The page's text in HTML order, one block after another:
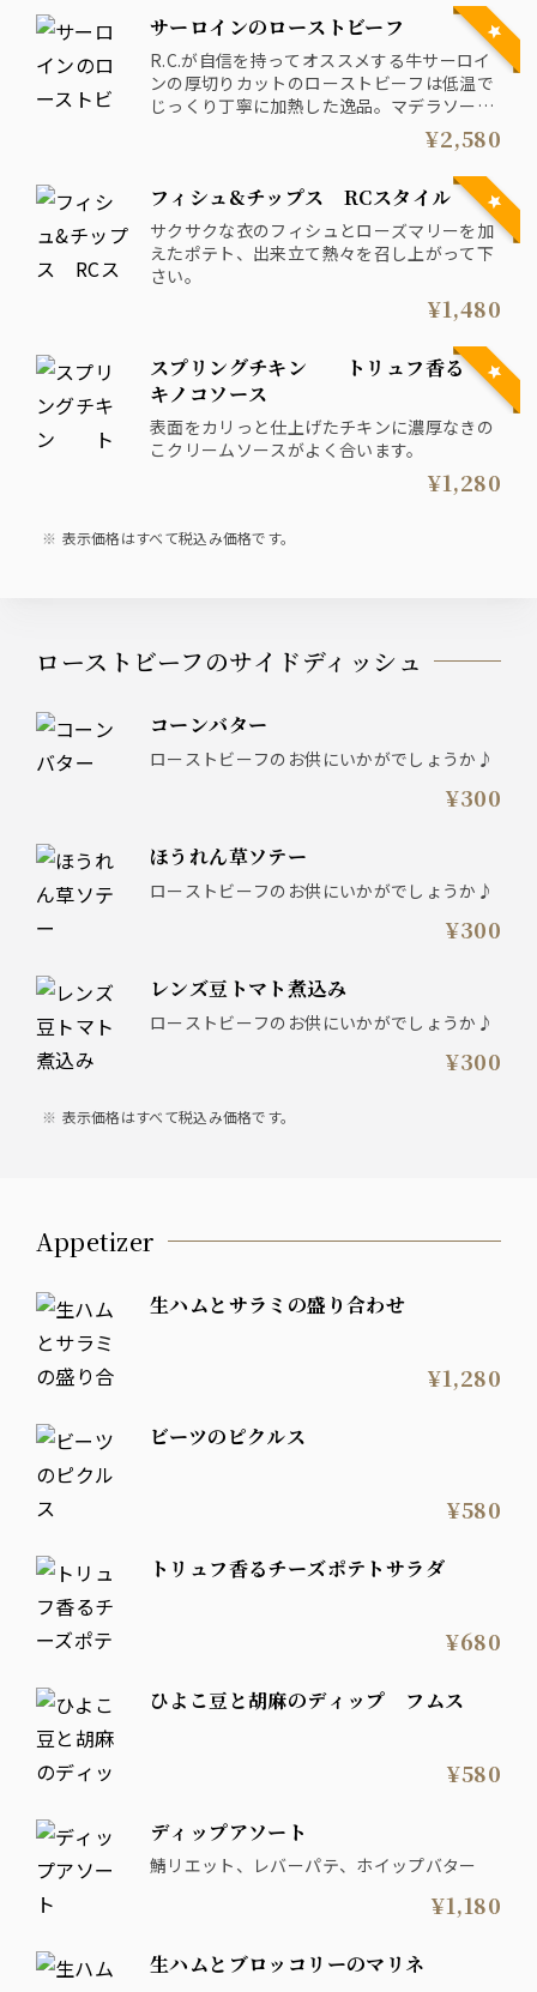
サーロインのローストビーフ
R.C.が自信を持ってオススメする牛サーロイ
ンの厚切りカットのローストビーフは低温で
じっくり丁寧に加熱した逸品。マデラソース
とヨーグルトベースのレフォールソースの2
¥2,580
フィシュ&チップス RCスタイル
サクサクな衣のフィシュとローズマリーを加
えたポテト、出来立て熱々を召し上がって下
さい。
¥1,480
スプリングチキン トリュフ香る
キノコソース
表面をカリっと仕上げたチキンに濃厚なきの
こクリームソースがよく合います。
¥1,280
表示価格はすべて税込み価格です。
ローストビーフのサイドディッシュ
コーンバター
ローストビーフのお供にいかがでしょうか♪
¥300
ほうれん草ソテー
ローストビーフのお供にいかがでしょうか♪
¥300
レンズ豆トマト煮込み
ローストビーフのお供にいかがでしょうか♪
¥300
表示価格はすべて税込み価格です。
Appetizer
生ハムとサラミの盛り合わせ
¥1,280
ビーツのピクルス
¥580
トリュフ香るチーズポテトサラダ
¥680
ひよこ豆と胡麻のディップ フムス
¥580
ディップアソート
鯖リエット、レバーパテ、ホイップバター
¥1,180
生ハムとブロッコリーのマリネ